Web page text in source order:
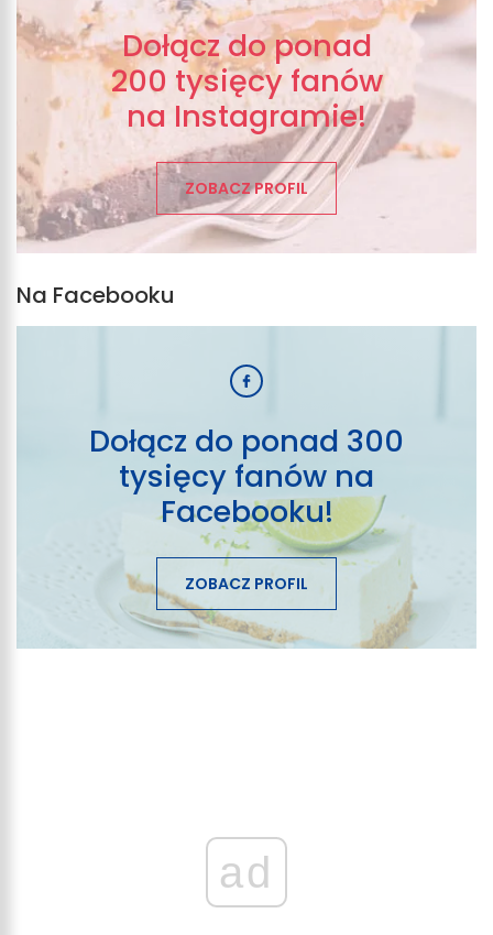
Dołącz do ponad
200 tysięcy fanów
na Instagramie!
ZOBACZ PROFIL
Na Facebooku
Dołącz do ponad 300
tysięcy fanów na
Facebooku!
ZOBACZ PROFIL
ad